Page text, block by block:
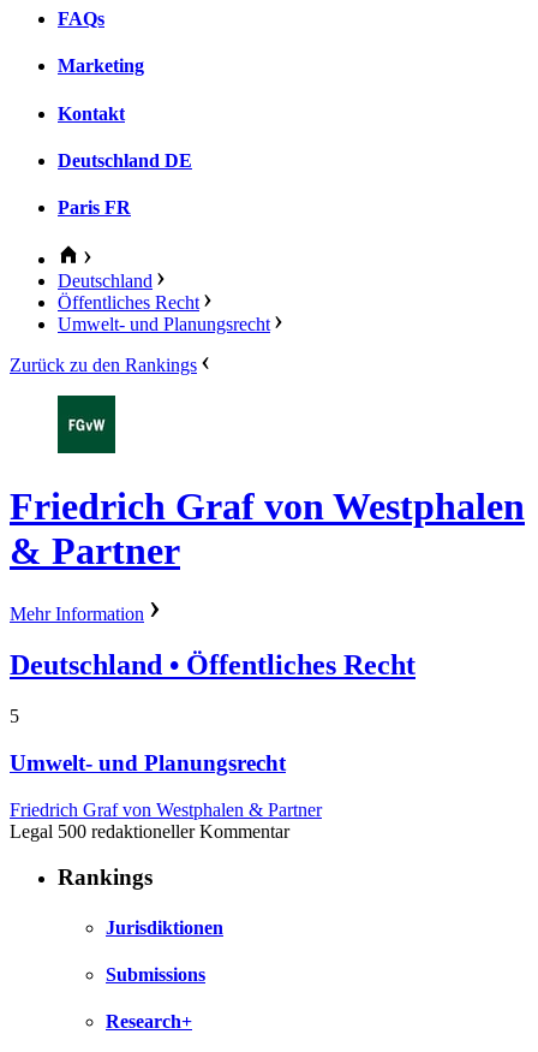
FAQs
Marketing
Kontakt
Deutschland DE
Paris FR
Deutschland
Öffentliches Recht
Umwelt- und Planungsrecht
Zurück zu den Rankings
Friedrich Graf von Westphalen
& Partner
Mehr Information
Deutschland • Öffentliches Recht
5
Umwelt- und Planungsrecht
Friedrich Graf von Westphalen & Partner
Legal 500 redaktioneller Kommentar
Rankings
Jurisdiktionen
Submissions
Research+